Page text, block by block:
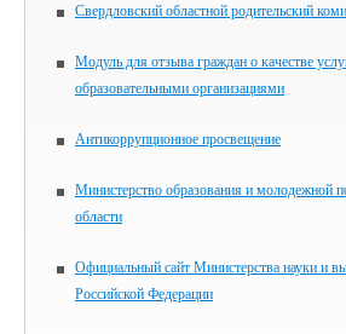
Свердловский областной родительский
Модуль для отзыва граждан о качестве
образовательными организациями
Антикоррупционное просвещение
Министерство образования и молодежной
области
Официальный сайт Министерства науки и
Российской Федерации